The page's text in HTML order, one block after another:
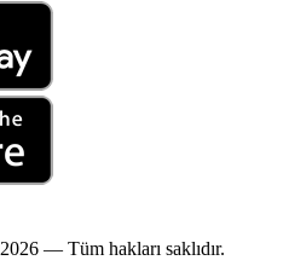
2026 — Tüm hakları saklıdır.